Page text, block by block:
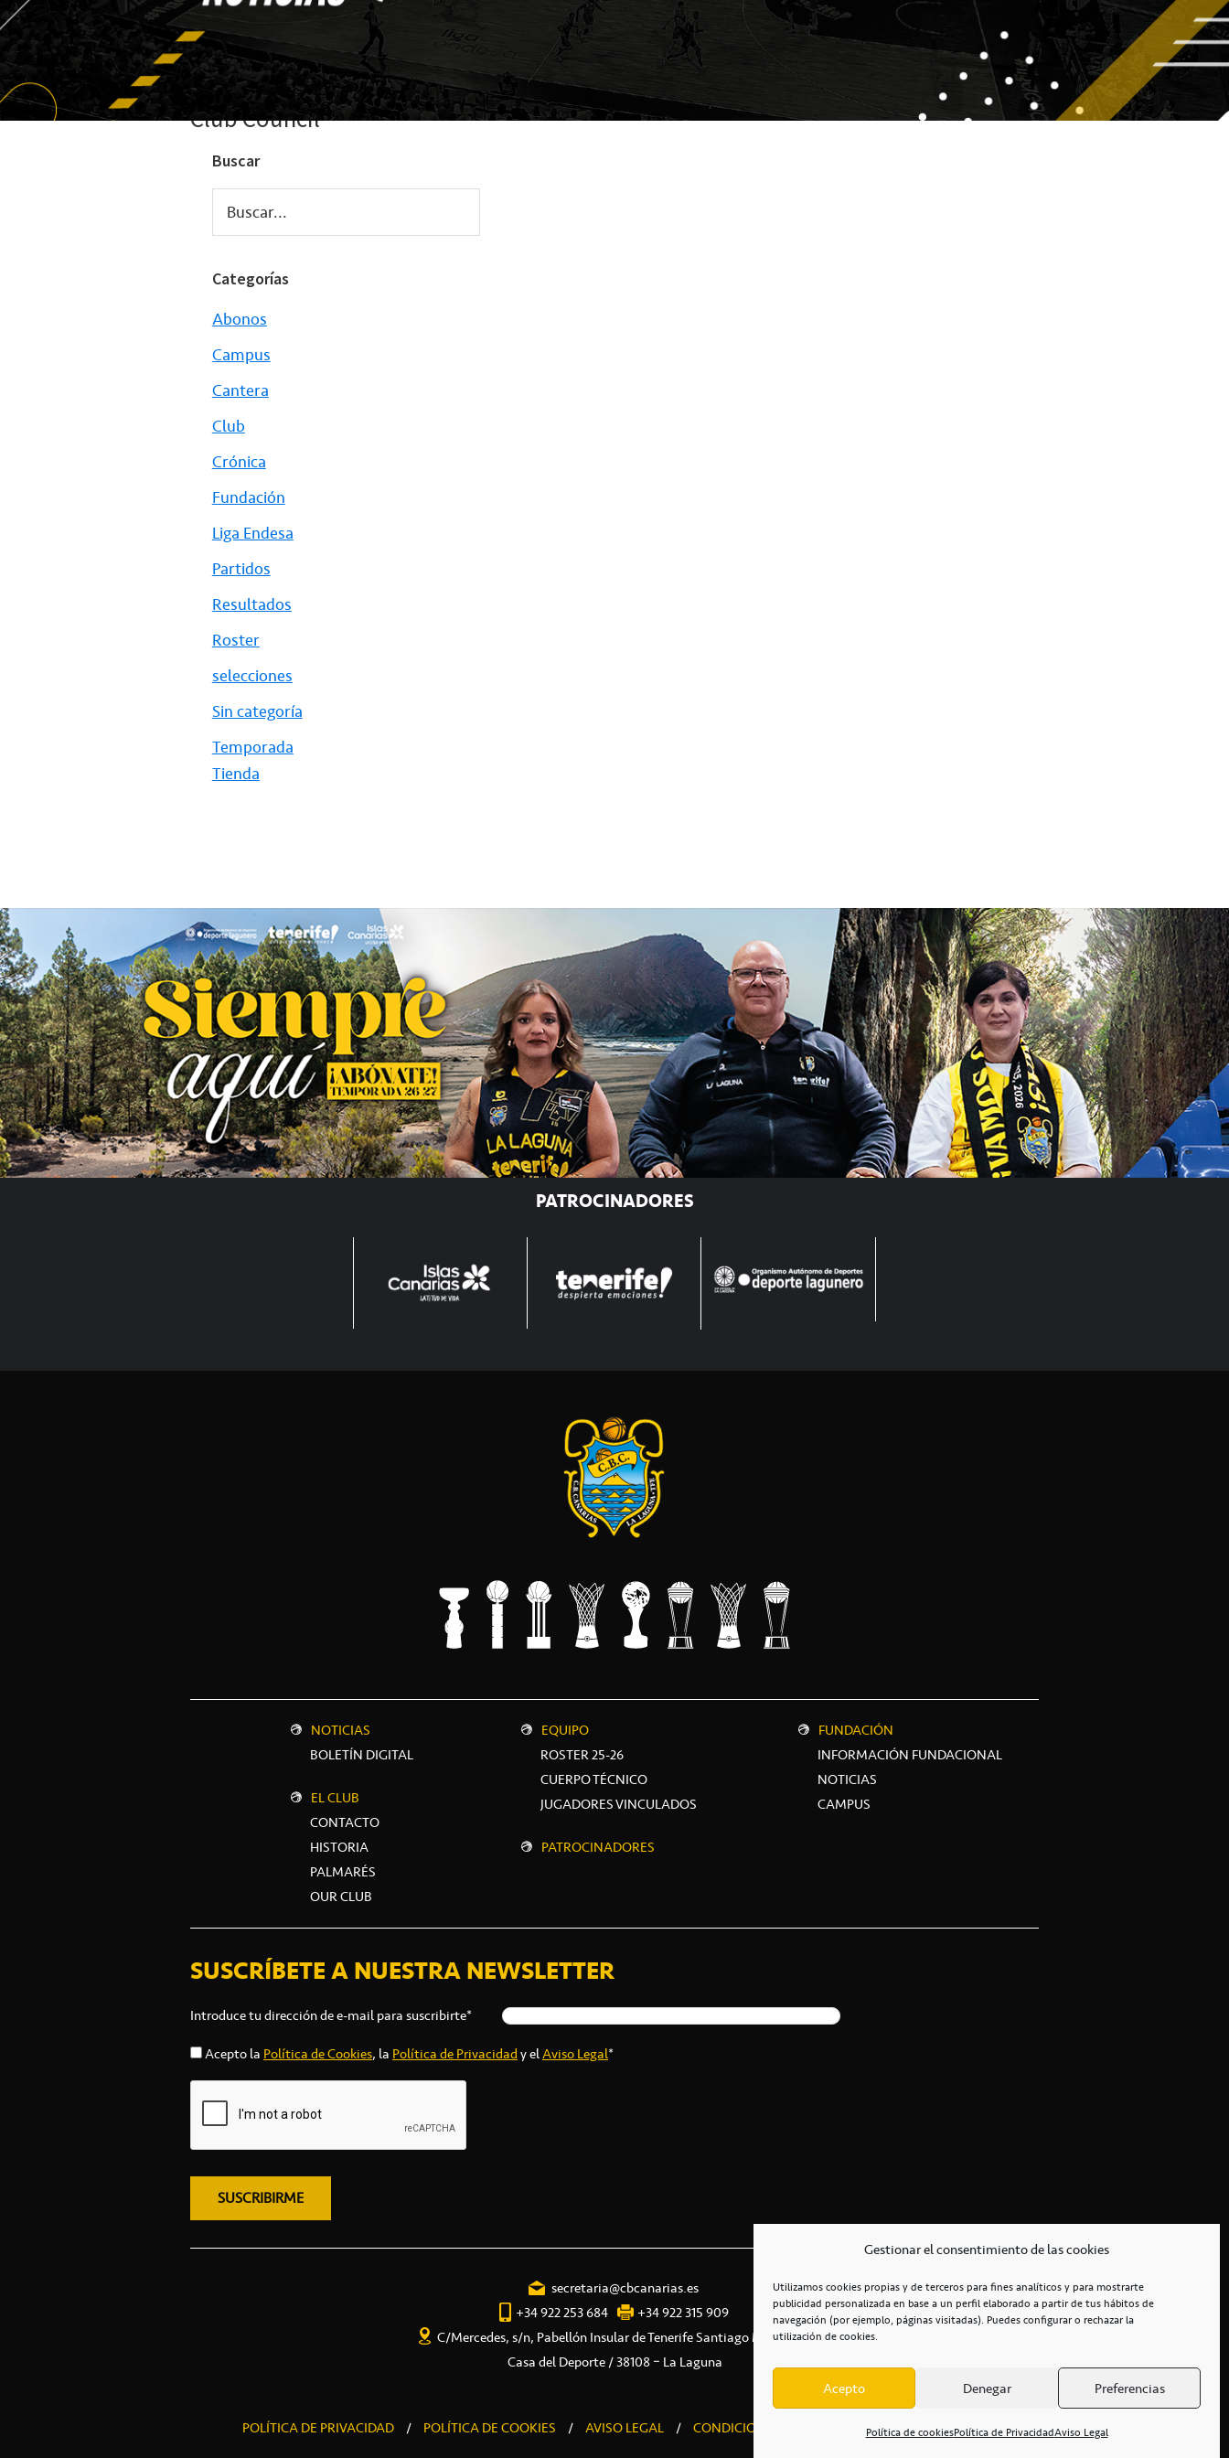
Gestionar el consentimiento de las cookies
Utilizamos cookies propias y de terceros para fines analíticos y para mostrarte
publicidad personalizada en base a un perfil elaborado a partir de tus hábitos de
navegación (por ejemplo, páginas visitadas). Puedes configurar o rechazar la
utilización de cookies.
Acepto Denegar Preferencias
Política de cookiesPolítica de PrivacidadAviso Legal
Club Council
Buscar
Buscar...
Categorías
Abonos
Campus
Cantera
Club
Crónica
Fundación
Liga Endesa
Partidos
Resultados
Roster
selecciones
Sin categoría
Temporada
Tienda
PATROCINADORES
NOTICIAS
BOLETÍN DIGITAL
EL CLUB
CONTACTO
HISTORIA
PALMARÉS
OUR CLUB
EQUIPO
ROSTER 25-26
CUERPO TÉCNICO
JUGADORES VINCULADOS
PATROCINADORES
FUNDACIÓN
INFORMACIÓN FUNDACIONAL
NOTICIAS
CAMPUS
SUSCRÍBETE A NUESTRA NEWSLETTER
Introduce tu dirección de e-mail para suscribirte*
Acepto la Política de Cookies, la Política de Privacidady elAviso Legal*
secretaria@cbcanarias.es
+34 922 253 684
+34 922 315 909
C/Mercedes, s/n, Pabellón Insular de Tenerife Santiago Martín
Casa del Deporte / 38108 – La Laguna
POLÍTICA DE PRIVACIDAD / POLÍTICA DE COOKIES / AVISO LEGAL / CONDICIONES COMERCIALES / ACCESIBILIDAD